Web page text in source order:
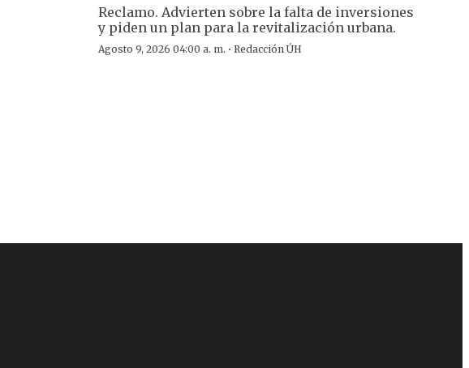
Reclamo. Advierten sobre la falta de inversiones
y piden un plan para la revitalización urbana.
Agosto 9, 2026 04:00 a. m. · Redacción ÚH